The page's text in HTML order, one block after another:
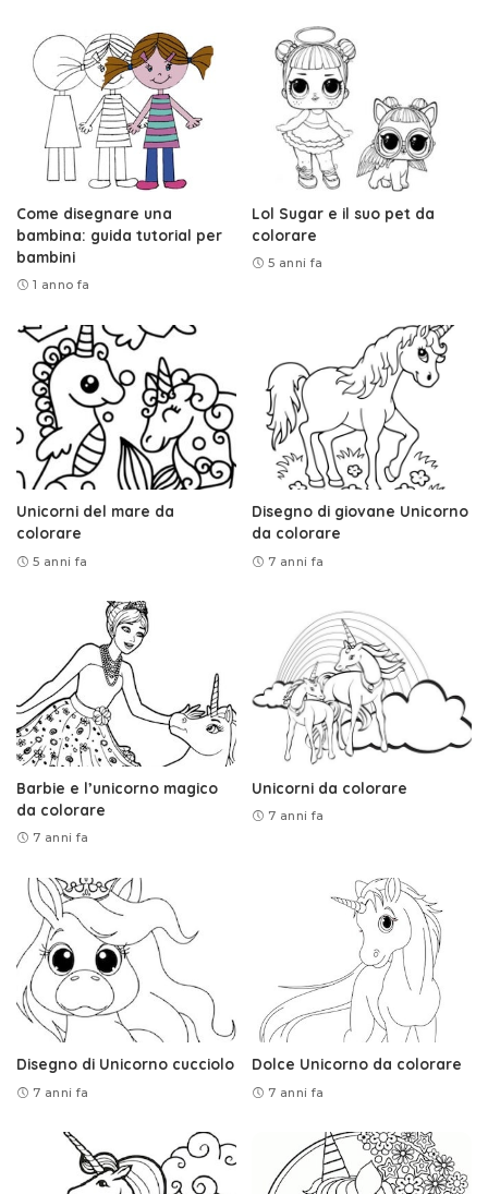
Come disegnare una
bambina: guida tutorial per
bambini
1 anno fa
Lol Sugar e il suo pet da
colorare
5 anni fa
Unicorni del mare da
colorare
5 anni fa
Disegno di giovane Unicorno
da colorare
7 anni fa
Barbie e l’unicorno magico
da colorare
7 anni fa
Unicorni da colorare
7 anni fa
Disegno di Unicorno cucciolo
7 anni fa
Dolce Unicorno da colorare
7 anni fa